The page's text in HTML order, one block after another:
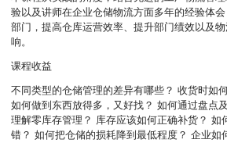
验以及讲师在企业仓储物流方面多年的经验体
部门，提高仓库运营效率、提升部门绩效以及
响。
课程收益
不同类型的仓储管理的差异有哪些？ 收货时如
如何做到东西放得多，又好找？ 如何通过盘点
理解零库存管理？ 库存应该如何正确补货？ 如
错？ 如何把仓储的损耗降到最低程度？ 企业如